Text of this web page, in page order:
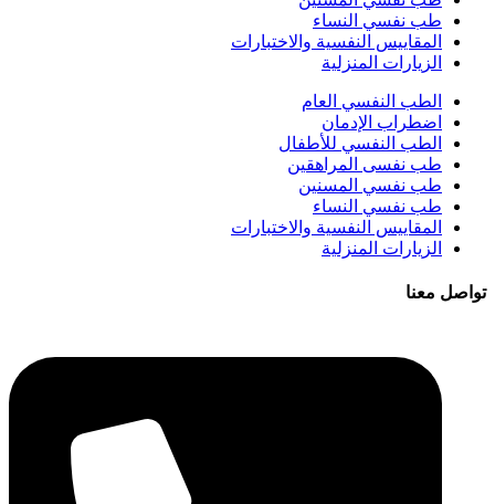
طب نفسي النساء
المقاييس النفسية والاختبارات
الزيارات المنزلية
الطب النفسي العام
اضطراب الإدمان
الطب النفسي للأطفال
طب نفسى المراهقين
طب نفسي المسنين
طب نفسي النساء
المقاييس النفسية والاختبارات
الزيارات المنزلية
تواصل معنا